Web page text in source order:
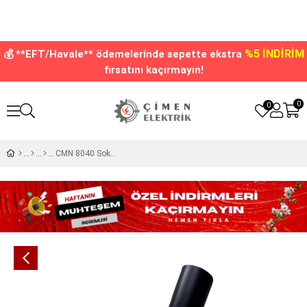
💰 **EFT/Havale** ödemelerinde sepette ekstra %5 İNDİRİM
fırsatını kaçırmayın!
0
0
CMN 8040 Sokak Armatürü Konsolu